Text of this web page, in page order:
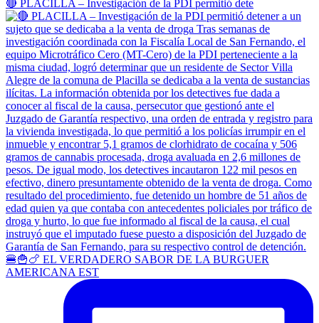
🔴 PLACILLA – Investigación de la PDI permitió dete
🍔🍟🍗 EL VERDADERO SABOR DE LA BURGUER
AMERICANA EST